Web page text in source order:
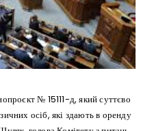
№ 15111-д, який суттєво
осіб, які здають в оренду